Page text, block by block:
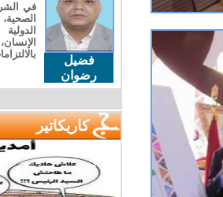
فضيل
رضوان
في
الصحية،
كاريكاتير